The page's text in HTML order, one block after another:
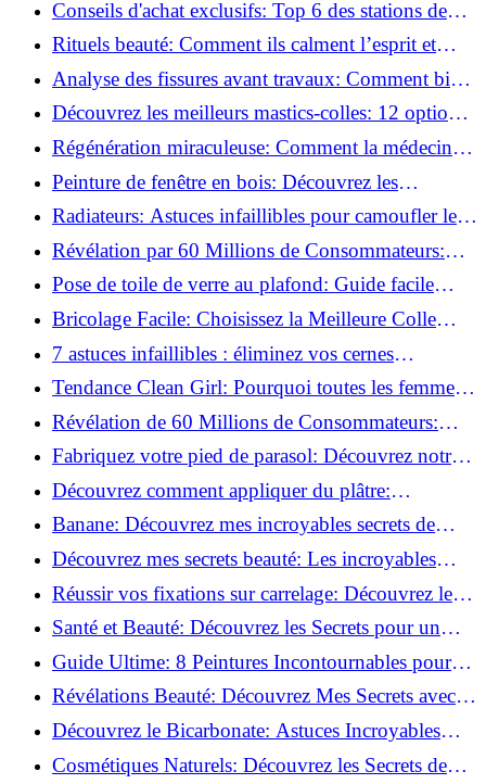
Conseils d'achat exclusifs: Top 6 des stations de
peinture basse pression incontournables!
Rituels beauté: Comment ils calment l’esprit et
chouchoutent votre âme!
Analyse des fissures avant travaux: Comment bien
préparer vos surfaces!
Découvrez les meilleurs mastics-colles: 12 options
dès 6,70 €!
Régénération miraculeuse: Comment la médecine
régénérative peut restaurer votre confiance!
Peinture de fenêtre en bois: Découvrez les
techniques infaillibles pour un résultat parfait!
Radiateurs: Astuces infaillibles pour camoufler les
tuyaux apparents!
Révélation par 60 Millions de Consommateurs:
Découvrez le sérum anti-rides numéro un!
Pose de toile de verre au plafond: Guide facile
pour débutants!
Bricolage Facile: Choisissez la Meilleure Colle
pour Chaque Matériau!
7 astuces infaillibles : éliminez vos cernes
rapidement !
Tendance Clean Girl: Pourquoi toutes les femmes
l'adoptent?
Révélation de 60 Millions de Consommateurs:
Découvrez le meilleur fond de teint pour votre
peau!
Fabriquez votre pied de parasol: Découvrez notre
tutoriel facile !
Découvrez comment appliquer du plâtre:
Techniques pour un mur intérieur parfait!
Banane: Découvrez mes incroyables secrets de
beauté!
Découvrez mes secrets beauté: Les incroyables
vertus du curcuma!
Réussir vos fixations sur carrelage: Découvrez les
astuces infaillibles !
Santé et Beauté: Découvrez les Secrets pour un
Bien-être Optimal!
Guide Ultime: 8 Peintures Incontournables pour
Bois Extérieurs!
Révélations Beauté: Découvrez Mes Secrets avec le
Thé Vert Matcha!
Découvrez le Bicarbonate: Astuces Incroyables
pour Votre Quotidien!
Cosmétiques Naturels: Découvrez les Secrets de